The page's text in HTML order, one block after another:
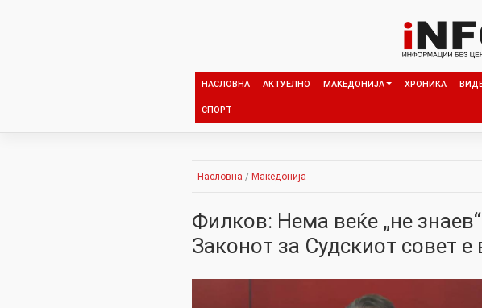
НАСЛОВНА АКТУЕЛНО МАКЕДОНИЈА ХРОНИКА
СПОРТ
Насловна / Македонија
Филков: Нема веќе „не
Законот за Судскиот совет